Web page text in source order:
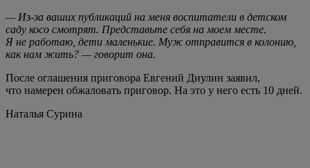
— Из-за ваших публикаций на меня воспитатели в детском
саду косо смотрят. Представьте себя на моем месте.
Я не работаю, дети маленькие. Муж отправится в колонию,
как нам жить? — говорит она.
После оглашения приговора Евгений Диулин заявил,
что намерен обжаловать приговор. На это у него есть 10 дней.
Наталья Сурина